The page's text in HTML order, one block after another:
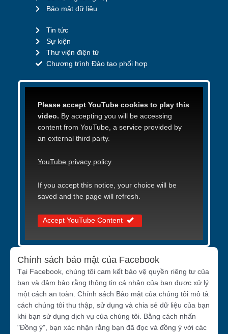
Bảo mật dữ liệu
Tin tức
Sự kiện
Thư viện điện tử
Chương trình Đào tạo phối hợp
Please accept YouTube cookies to play this
video. By accepting you will be accessing
content from YouTube, a service provided by
an external third party.
YouTube privacy policy
If you accept this notice, your choice will be
saved and the page will refresh.
Accept YouTube Content
Chính sách bảo mật của Facebook
Tại Facebook, chúng tôi cam kết bảo vệ quyền riêng tư của
bạn và đảm bảo rằng thông tin cá nhân của bạn được xử lý
một cách an toàn. Chính sách Bảo mật của chúng tôi mô tả
cách chúng tôi thu thập, sử dụng và chia sẻ dữ liệu của bạn
khi bạn sử dụng dịch vụ của chúng tôi. Bằng cách nhấn
"Đồng ý", bạn xác nhận rằng bạn đã đọc và đồng ý với các